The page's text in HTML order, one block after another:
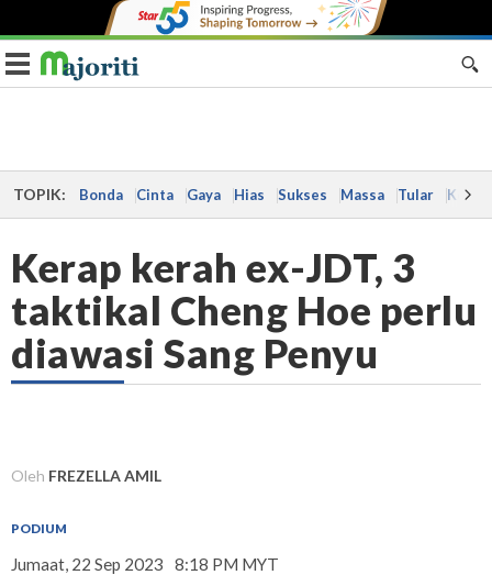
Toggle navigation
TOPIK: Bonda Cinta Gaya Hias Sukses Massa Tular Kes
Kerap kerah ex-JDT, 3
taktikal Cheng Hoe perlu
diawasi Sang Penyu
Oleh FREZELLA AMIL
PODIUM
Jumaat, 22 Sep 2023 8:18 PM MYT